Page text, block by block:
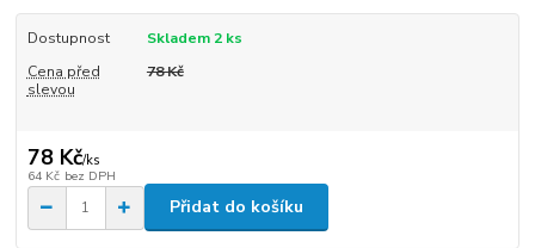
Dostupnost
Skladem 2 ks
Cena před
slevou
78 Kč
78 Kč/ks
64 Kč bez DPH
Přidat do košíku